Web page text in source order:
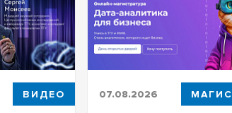
ВИДЕО 07.08.2026